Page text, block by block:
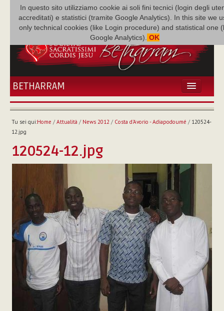
In questo sito utilizziamo cookie ai soli fini tecnici (login degli
accreditati) e statistici (tramite Google Analytics). In this site we
only technical cookies (like Login procedure) and statistical one
Google Analytics). OK
BETHARRAM
HOME
BÉTHARRAM
MISSIONE
P. AUGUSTO ETCHECOPAR
Tu sei qui:Home / Attualità / News 2012 / Costa d'Avorio - Adiapodoumé / 120524-
12.jpg
120524-12.jpg